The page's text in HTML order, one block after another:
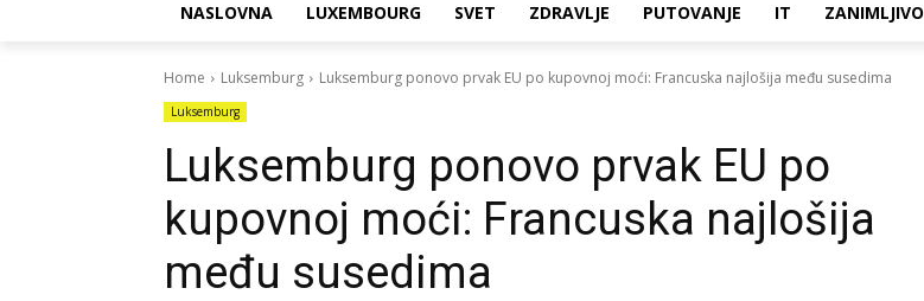
NASLOVNA LUXEMBOURG SVET ZDRAVLJE PUTOVANJE IT ZANIMLJIVO
Home Luksemburg Luksemburg ponovo prvak EU po kupovnoj moći: Francuska najlošija među susedima
Luksemburg
Luksemburg ponovo prvak EU po
kupovnoj moći: Francuska najlošija
među susedima